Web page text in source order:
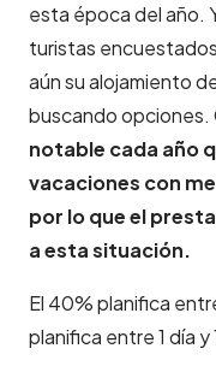
esta época del año.
turistas
aún su alojamiento
buscando
notable cada año
vacaciones con
por lo que el
a esta situación.
El 40% planifica
planifica entre 1 día y